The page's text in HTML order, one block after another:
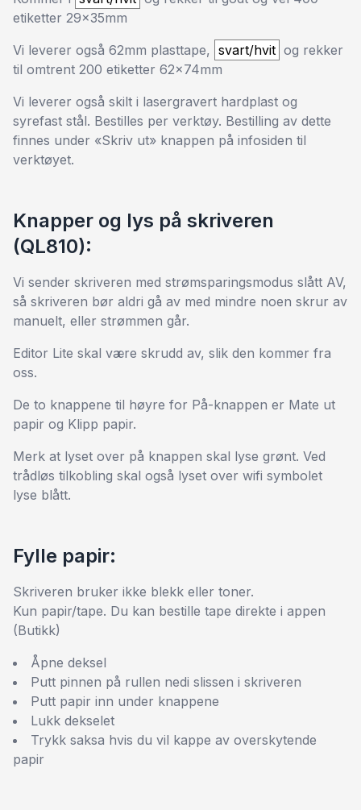
etiketter 29x35mm
Vi leverer også 62mm plasttape, svart/hvit og rekker
til omtrent 200 etiketter 62x74mm
Vi leverer også skilt i lasergravert hardplast og
syrefast stål. Bestilles per verktøy. Bestilling av dette
finnes under «Skriv ut» knappen på infosiden til
verktøyet.
Knapper og lys på skriveren
(QL810):
Vi sender skriveren med strømsparingsmodus slått AV,
så skriveren bør aldri gå av med mindre noen skrur av
manuelt, eller strømmen går.
Editor Lite skal være skrudd av, slik den kommer fra
oss.
De to knappene til høyre for På-knappen er Mate ut
papir og Klipp papir.
Merk at lyset over på knappen skal lyse grønt. Ved
trådløs tilkobling skal også lyset over wifi symbolet
lyse blått.
Fylle papir:
Skriveren bruker ikke blekk eller toner.
Kun papir/tape. Du kan bestille tape direkte i appen
(Butikk)
Åpne deksel
Putt pinnen på rullen nedi slissen i skriveren
Putt papir inn under knappene
Lukk dekselet
Trykk saksa hvis du vil kappe av overskytende
papir